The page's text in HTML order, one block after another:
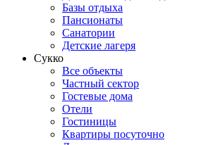
Базы отдыха
Пансионаты
Санатории
Детские лагеря
Сукко
Все объекты
Частный сектор
Гостевые дома
Отели
Гостиницы
Квартиры посуточно